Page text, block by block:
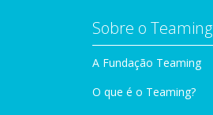
Sobre o Teaming
A Fundação Teaming
O que é o Teaming?